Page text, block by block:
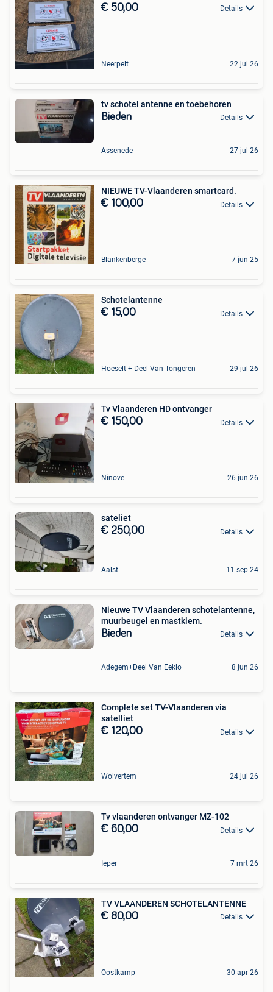
€ 50,00 Details
Neerpelt 22 jul 26
tv schotel antenne en toebehoren
Bieden Details
Assenede 27 jul 26
NIEUWE TV-Vlaanderen smartcard.
€ 100,00 Details
Blankenberge 7 jun 25
Schotelantenne
€ 15,00 Details
Hoeselt + Deel Van Tongeren 29 jul 26
Tv Vlaanderen HD ontvanger
€ 150,00 Details
Ninove 26 jun 26
sateliet
€ 250,00 Details
Aalst 11 sep 24
Nieuwe TV Vlaanderen schotelantenne,
muurbeugel en mastklem.
Bieden Details
Adegem+Deel Van Eeklo 8 jun 26
Complete set TV-Vlaanderen via
satelliet
€ 120,00 Details
Wolvertem 24 jul 26
Tv vlaanderen ontvanger MZ-102
€ 60,00 Details
Ieper 7 mrt 26
TV VLAANDEREN SCHOTELANTENNE
€ 80,00 Details
Oostkamp 30 apr 26